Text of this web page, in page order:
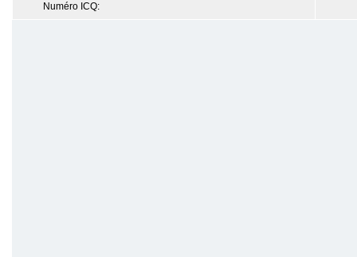
Numéro ICQ: